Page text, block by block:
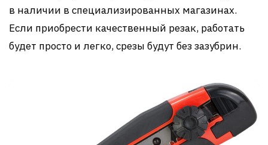
в наличии в специализированных магазинах.
Если приобрести качественный резак, работать
будет просто и легко, срезы будут без зазубрин.